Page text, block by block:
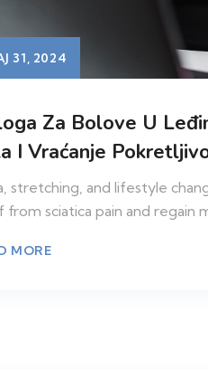
31, 2024
Za Bolove U
I Vraćanje
stretching, and lifestyle
from sciatica pain and regain
MORE